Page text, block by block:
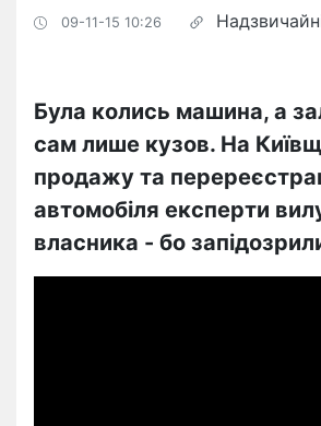
09-11-15 10:26
Була колись машина, а
сам лише кузов. На
продажу та
автомобіля експерти
власника - бо